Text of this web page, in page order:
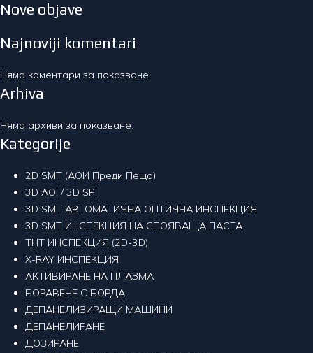
Nove objave
Najnoviji komentari
Няма коментари за показване.
Arhiva
Няма архиви за показване.
Kategorije
2D SMT (АОИ Преди Пеща)
3D AOI / 3D SPI
3D SMT АВТОМАТИЧНА ОПТИЧНА ИНСПЕКЦИЯ
3D SMT ИНСПЕКЦИЯ НА СПОЯВАЩА ПАСТА
THT ИНСПЕКЦИЯ (2D-3D)
X-RAY ИНСПЕКЦИЯ
АКТИВИРАНЕ НА ПЛАЗМА
БОРАВЕНЕ С БОРДА
ДЕПАНЕЛИЗИРАЩИ МАШИНИ
ДЕПАНЕЛИРАНЕ
ДОЗИРАНЕ